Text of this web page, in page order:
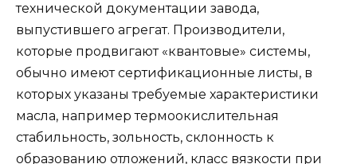
технической документации завода,
выпустившего агрегат. Производители,
которые продвигают «квантовые» системы,
обычно имеют сертификационные листы, в
которых указаны требуемые характеристики
масла, например термоокислительная
стабильность, зольность, склонность к
образованию отложений, класс вязкости при